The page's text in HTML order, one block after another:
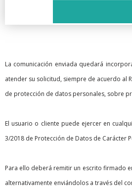
La comunicación enviada quedará
atender su solicitud, siempre de acuerdo al
de protección de datos personales, sobre
El usuario o cliente puede ejercer en
3/2018 de Protección de Datos de Carácter
Para ello deberá remitir un escrito firmado en
alternativamente enviándolos a través del